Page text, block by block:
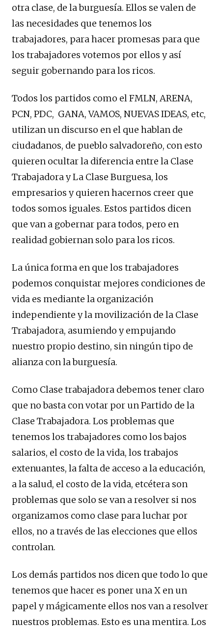
otra clase, de la burguesía. Ellos se valen de
las necesidades que tenemos los
trabajadores, para hacer promesas para que
los trabajadores votemos por ellos y así
seguir gobernando para los ricos.
Todos los partidos como el FMLN, ARENA,
PCN, PDC, GANA, VAMOS, NUEVAS IDEAS, etc,
utilizan un discurso en el que hablan de
ciudadanos, de pueblo salvadoreño, con esto
quieren ocultar la diferencia entre la Clase
Trabajadora y La Clase Burguesa, los
empresarios y quieren hacernos creer que
todos somos iguales. Estos partidos dicen
que van a gobernar para todos, pero en
realidad gobiernan solo para los ricos.
La única forma en que los trabajadores
podemos conquistar mejores condiciones de
vida es mediante la organización
independiente y la movilización de la Clase
Trabajadora, asumiendo y empujando
nuestro propio destino, sin ningún tipo de
alianza con la burguesía.
Como Clase trabajadora debemos tener claro
que no basta con votar por un Partido de la
Clase Trabajadora. Los problemas que
tenemos los trabajadores como los bajos
salarios, el costo de la vida, los trabajos
extenuantes, la falta de acceso a la educación,
a la salud, el costo de la vida, etcétera son
problemas que solo se van a resolver si nos
organizamos como clase para luchar por
ellos, no a través de las elecciones que ellos
controlan.
Los demás partidos nos dicen que todo lo que
tenemos que hacer es poner una X en un
papel y mágicamente ellos nos van a resolver
nuestros problemas. Esto es una mentira. Los